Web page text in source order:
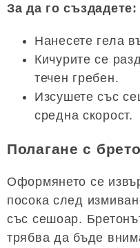
За да го създадете:
Нанесете гела
Кичурите се
течен гребен.
Изсушете със
средна скорост.
Полагане с
Оформянето се
посока след
със сешоар.
трябва да бъде